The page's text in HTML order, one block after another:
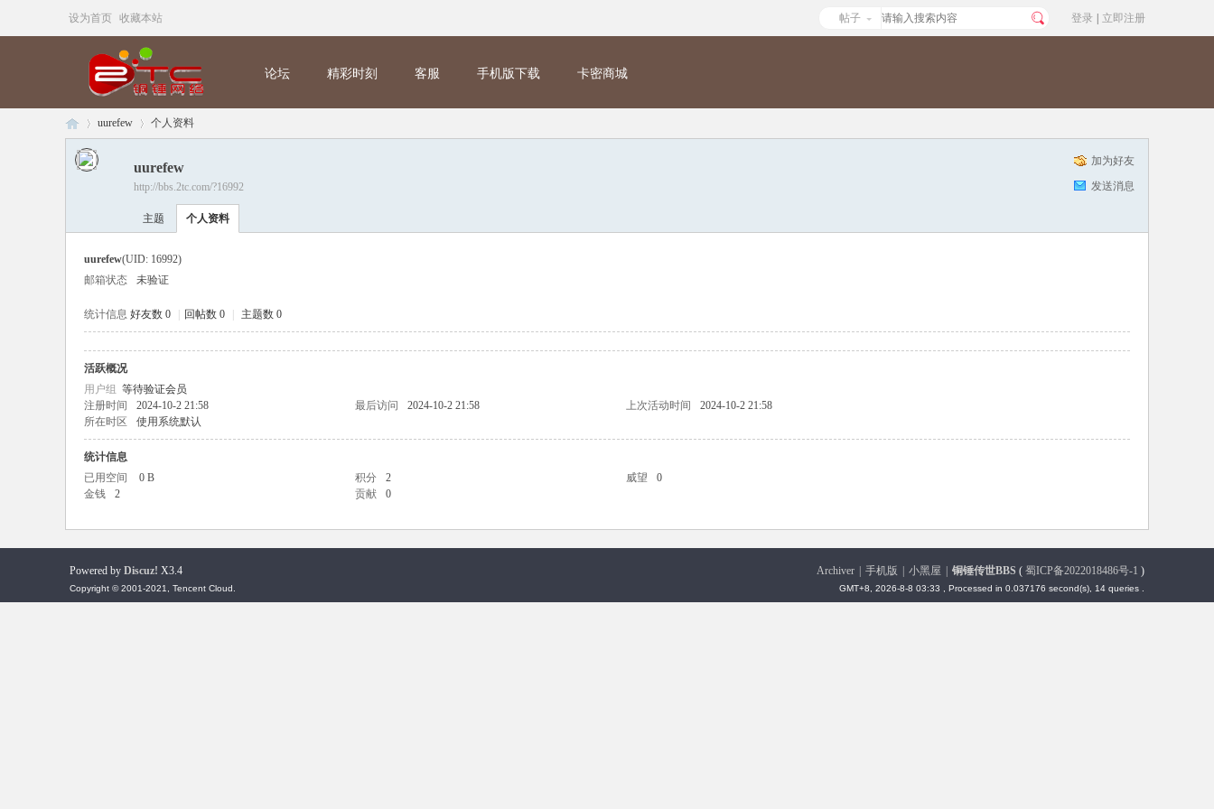
设为首页 收藏本站 帖子 登录 立即注册
论坛 精彩时刻 客服 手机版下载 卡密商城
uurefew 个人资料
加为好友
发送消息
uurefew
http://bbs.2tc.com/?16992
主题 个人资料
uurefew(UID: 16992)
邮箱状态
未验证
统计信息 好友数 0 回帖数 0 主题数 0
活跃概况
用户组 等待验证会员
注册时间
2024-10-2 21:58 最后访问 2024-10-2 21:58 上次活动时间
2024-10-2 21:58
所在时区
使用系统默认
统计信息
已用空间
0 B 积分 2 威望
0
金钱
2 贡献 0
Archiver 手机版 小黑屋 铜锤传世BBS ( 蜀ICP备2022018486号-1 )
GMT+8, 2026-8-8 03:33 , Processed in 0.037176 second(s), 14 queries .
Powered by Discuz! X3.4
Copyright © 2001-2021, Tencent Cloud.